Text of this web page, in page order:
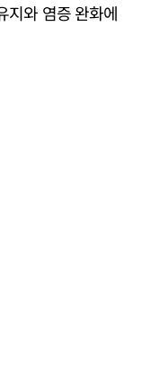
지와 염증 완화에